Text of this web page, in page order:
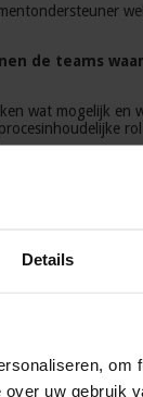
Details
uw gebruik
de teams
wat mogelijk en
jou dit ook een